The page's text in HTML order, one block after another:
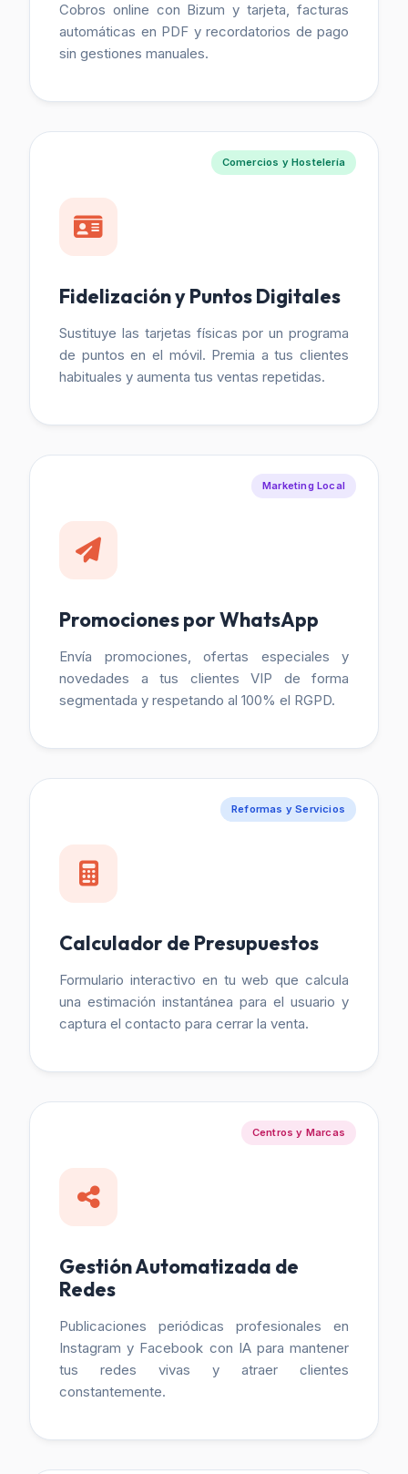
Cobros online con Bizum y tarjeta, facturas
automáticas en PDF y recordatorios de pago
sin gestiones manuales.
Comercios y Hostelería
Fidelización y Puntos Digitales
Sustituye las tarjetas físicas por un programa
de puntos en el móvil. Premia a tus clientes
habituales y aumenta tus ventas repetidas.
Marketing Local
Promociones por WhatsApp
Envía promociones, ofertas especiales y
novedades a tus clientes VIP de forma
segmentada y respetando al 100% el RGPD.
Reformas y Servicios
Calculador de Presupuestos
Formulario interactivo en tu web que calcula
una estimación instantánea para el usuario y
captura el contacto para cerrar la venta.
Centros y Marcas
Gestión Automatizada de
Redes
Publicaciones periódicas profesionales en
Instagram y Facebook con IA para mantener
tus redes vivas y atraer clientes
constantemente.